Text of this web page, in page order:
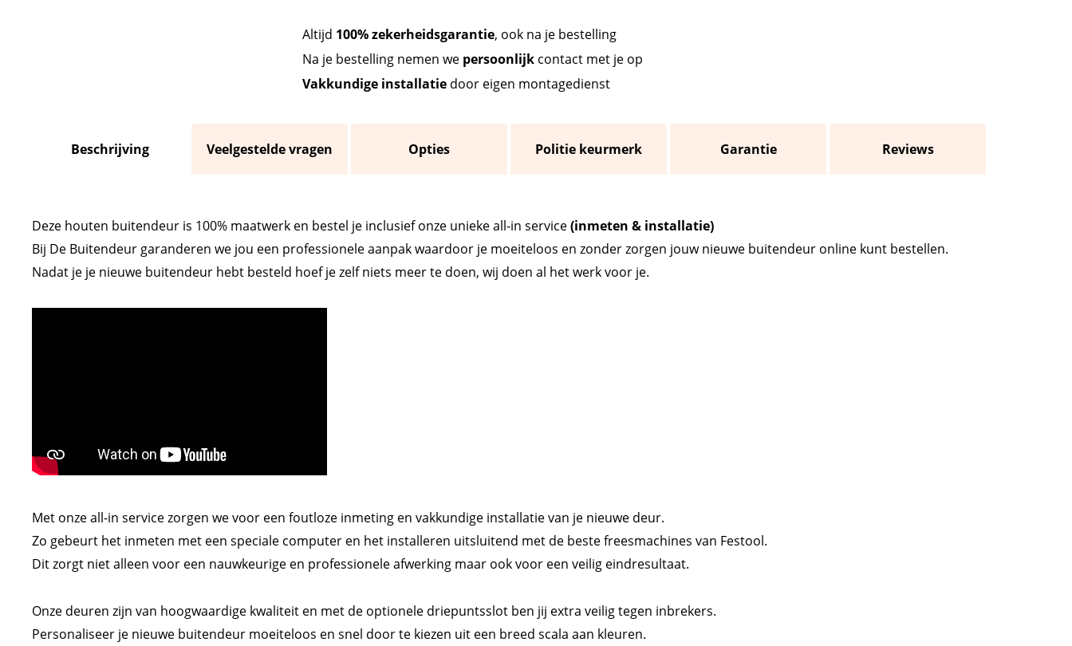
Altijd 100% zekerheidsgarantie, ook na je bestelling
Na je bestelling nemen we persoonlijk contact met je op
Vakkundige installatie door eigen montagedienst
Beschrijving Veelgestelde vragen Opties Politie keurmerk Garantie Reviews
Deze houten buitendeur is 100% maatwerk en bestel je inclusief onze unieke all-in service(inmeten & installatie)
Bij De Buitendeur garanderen we jou een professionele aanpak waardoor je moeiteloos en zonder zorgen jouw nieuwe buitendeur online kunt bestellen.
Nadat je je nieuwe buitendeur hebt besteld hoef je zelf niets meer te doen, wij doen al het werk voor je.
Met onze all-in service zorgen we voor een foutloze inmeting en vakkundige installatie van je nieuwe deur.
Zo gebeurt het inmeten met een speciale computer en het installeren uitsluitend met de beste freesmachines van Festool.
Dit zorgt niet alleen voor een nauwkeurige en professionele afwerking maar ook voor een veilig eindresultaat.
Onze deuren zijn van hoogwaardige kwaliteit en met de optionele driepuntsslot ben jij extra veilig tegen inbrekers.
Personaliseer je nieuwe buitendeur moeiteloos en snel door te kiezen uit een breed scala aan kleuren.